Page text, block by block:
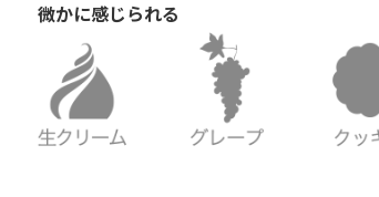
微かに感じられる